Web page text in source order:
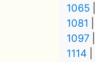
1065
1081
1097
1114